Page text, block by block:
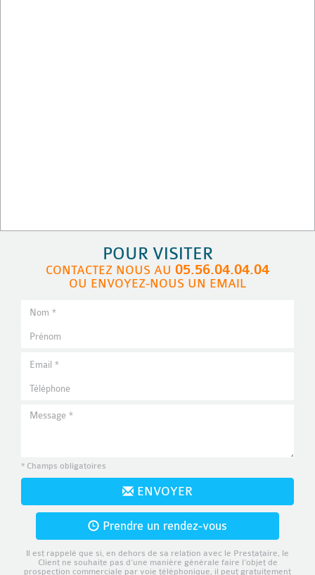
POUR VISITER
CONTACTEZ NOUS AU 05.56.04.04.04
OU ENVOYEZ-NOUS UN EMAIL
* Champs obligatoires
ENVOYER
Prendre un rendez-vous
Il est rappelé que si, en dehors de sa relation avec le Prestataire, le
Client ne souhaite pas d’une manière générale faire l’objet de
prospection commerciale par voie téléphonique, il peut gratuitement